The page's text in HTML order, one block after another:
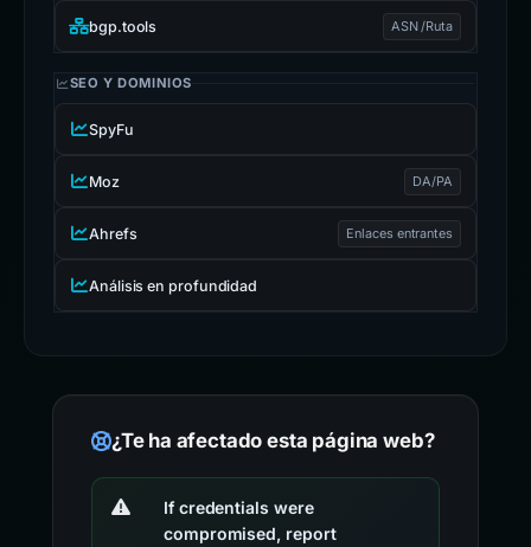
bgp.tools ASN /Ruta
SEO Y DOMINIOS
SpyFu
Moz DA/PA
Ahrefs Enlaces entrantes
Análisis en profundidad
¿Te ha afectado esta página web?
If credentials were
compromised, report